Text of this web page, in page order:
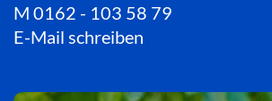
M 0162 - 103 58 79
E-Mail schreiben